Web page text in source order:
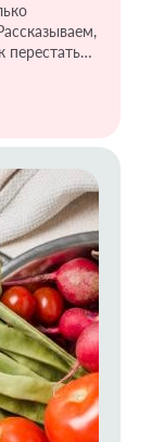
перестать